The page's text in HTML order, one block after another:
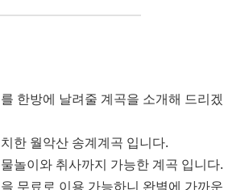
한방에 날려줄 계곡을 소개해 드리겠
한 월악산 송계계곡 입니다.
놀이와 취사까지 가능한 계곡 입니다.
무료로 이용 가능하니 완벽에 가까운